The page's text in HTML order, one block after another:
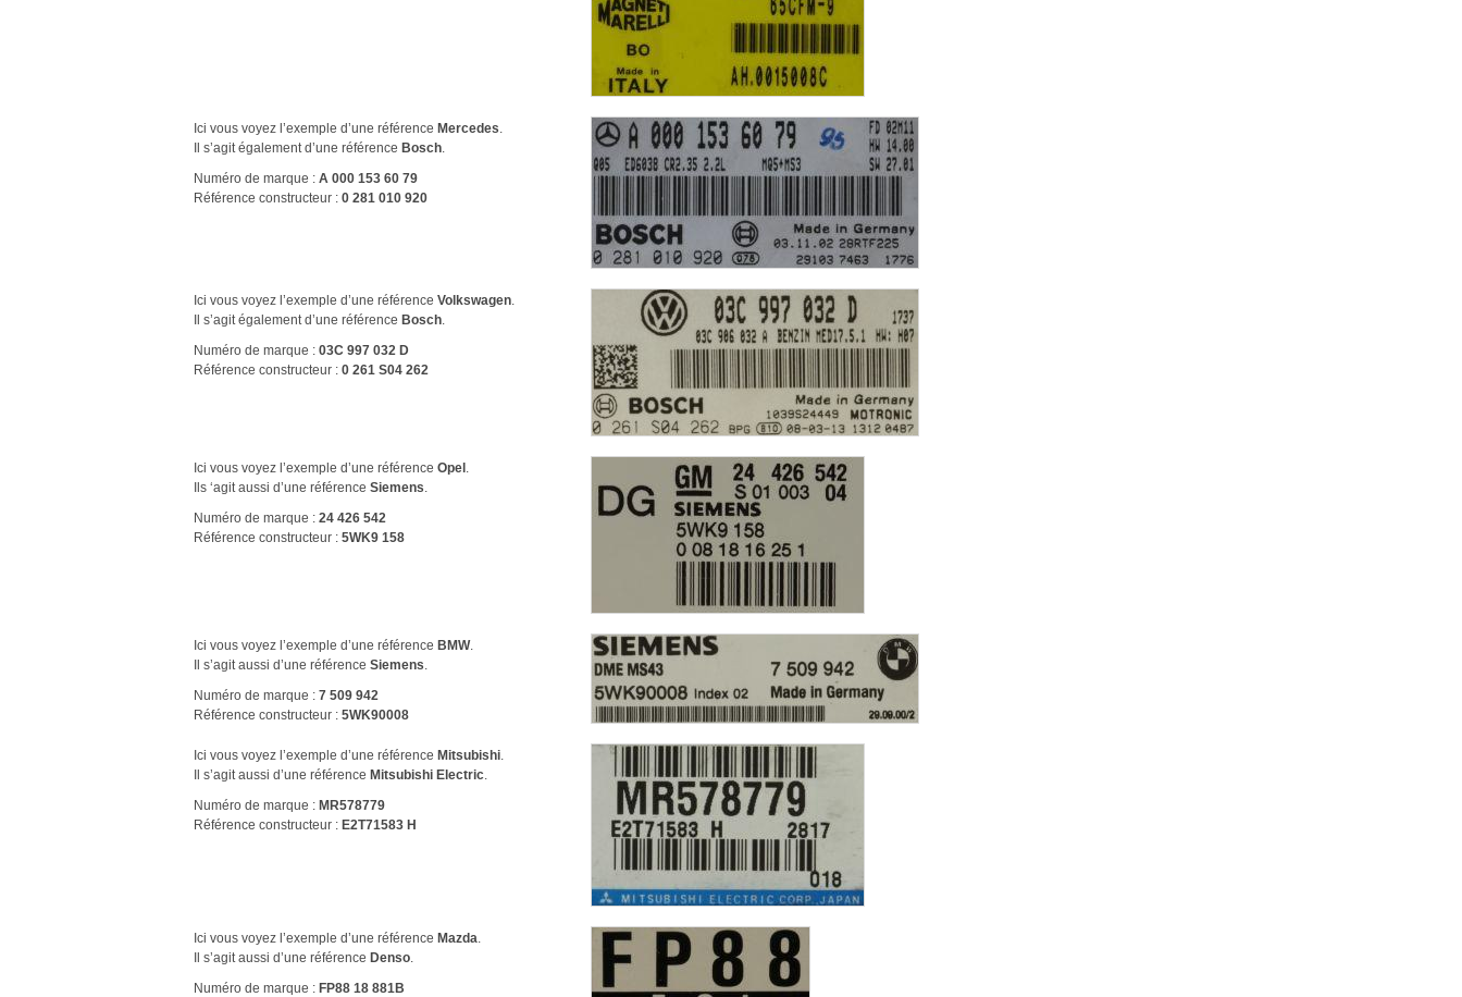
Ici vous voyez l’exemple d’une référence Mercedes.
Il s’agit également d’une référence Bosch.
Numéro de marque : A 000 153 60 79
Référence constructeur : 0 281 010 920
Ici vous voyez l’exemple d’une référence Volkswagen.
Il s’agit également d’une référence Bosch.
Numéro de marque : 03C 997 032 D
Référence constructeur : 0 261 S04 262
Ici vous voyez l’exemple d’une référence Opel .
Ils ‘agit aussi d’une référence Siemens.
Numéro de marque : 24 426 542
Référence constructeur : 5WK9 158
Ici vous voyez l’exemple d’une référence BMW.
Il s’agit aussi d’une référence Siemens.
Numéro de marque : 7 509 942
Référence constructeur : 5WK90008
Ici vous voyez l’exemple d’une référence Mitsubishi.
Il s’agit aussi d’une référence Mitsubishi Electric.
Numéro de marque : MR578779
Référence constructeur : E2T71583 H
Ici vous voyez l’exemple d’une référence Mazda.
Il s’agit aussi d’une référence Denso.
Numéro de marque : FP88 18 881B